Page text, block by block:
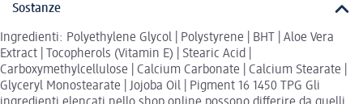
Sostanze
Ingredienti: Polyethylene Glycol | Polystyrene | BHT | Aloe Vera
Extract | Tocopherols (Vitamin E) | Stearic Acid |
Carboxymethylcellulose | Calcium Carbonate | Calcium Stearate |
Glyceryl Monostearate | Jojoba Oil | Pigment 16 1450 TPG Gli